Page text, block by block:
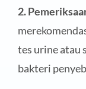
2.
tes urine atau
bakteri